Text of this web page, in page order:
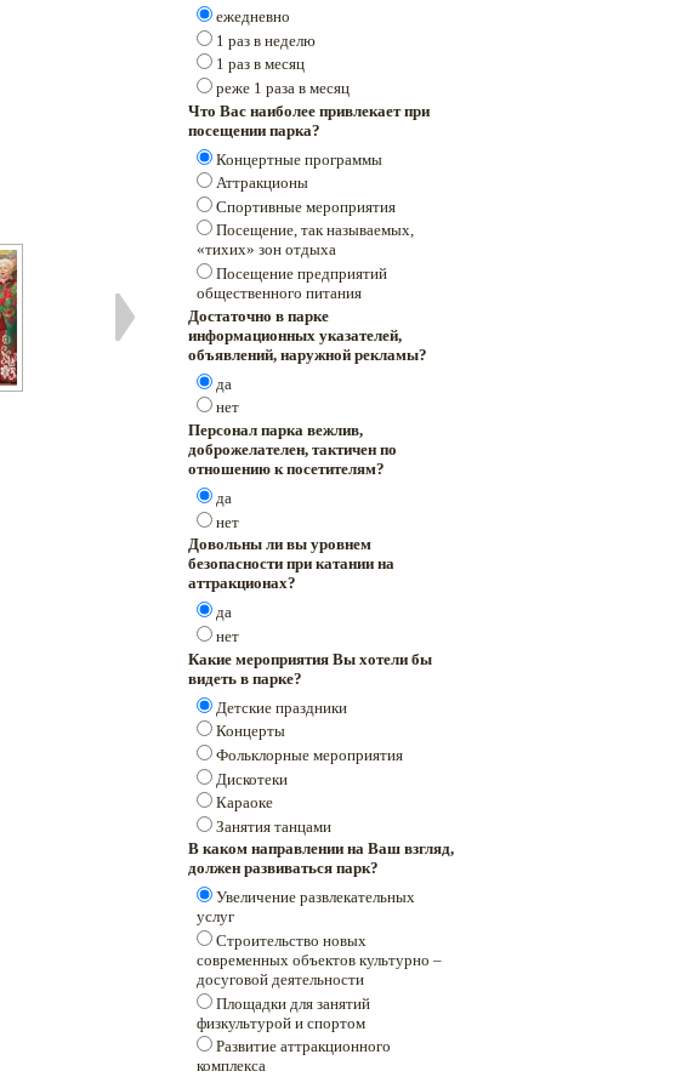
ежедневно
1 раз в неделю
1 раз в месяц
реже 1 раза в месяц
Что Вас наиболее привлекает при
посещении парка?
Концертные программы
Аттракционы
Спортивные мероприятия
Посещение, так называемых,
«тихих» зон отдыха
Посещение предприятий
общественного питания
Достаточно в парке
информационных указателей,
объявлений, наружной рекламы?
да
нет
Персонал парка вежлив,
доброжелателен, тактичен по
отношению к посетителям?
да
нет
Довольны ли вы уровнем
безопасности при катании на
аттракционах?
да
нет
Какие мероприятия Вы хотели бы
видеть в парке?
Детские праздники
Концерты
Фольклорные мероприятия
Дискотеки
Караоке
Занятия танцами
В каком направлении на Ваш взгляд,
должен развиваться парк?
Увеличение развлекательных
услуг
Строительство новых
современных объектов культурно –
досуговой деятельности
Площадки для занятий
физкультурой и спортом
Развитие аттракционного
комплекса